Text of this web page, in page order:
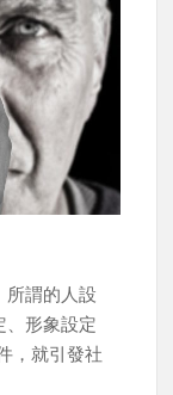
所謂的人設
、形象設定
，就引發社